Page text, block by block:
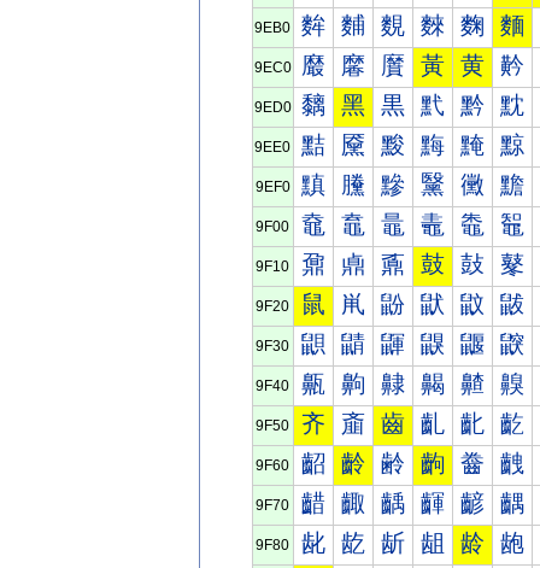
9EB0 麰 麱 麲 麳 麴 麵
9EC0 黀 黁 黂 黃 黄 黅
9ED0 黐 黑 黒 黓 黔 黕
9EE0 黠 黡 黢 黣 黤 黥
9EF0 黰 黱 黲 黳 黴 黵
9F00 鼀 鼁 鼂 鼃 鼄 鼅
9F10 鼐 鼑 鼒 鼓 鼔 鼕
9F20 鼠 鼡 鼢 鼣 鼤 鼥
9F30 鼰 鼱 鼲 鼳 鼴 鼵
9F40 齀 齁 齂 齃 齄 齅
9F50 齐 齑 齒 齓 齔 齕
9F60 齠 齡 齢 齣 齤 齥
9F70 齰 齱 齲 齳 齴 齵
9F80 龀 龁 龂 龃 龄 龅